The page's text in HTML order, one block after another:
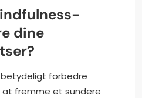
dine
betydeligt forbedre
fremme et sundere